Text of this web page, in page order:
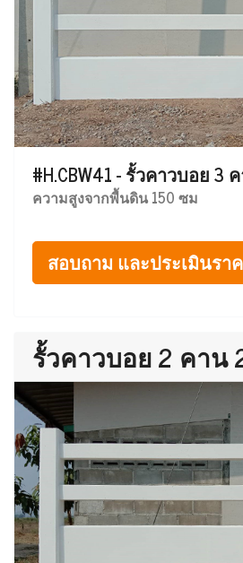
#H.CBW41 - รั้วคาวบอย 3
ความสูงจากพื้นดิน 150 ซม
สอบถาม และประเมินรา
รั้วคาวบอย 2 คาน